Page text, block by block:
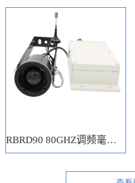
RBRD90 80GHZ调频毫米波水位计